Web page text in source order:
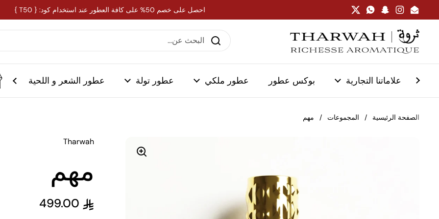
تخطي إلى المحتوى
Email
Instagram
Snapchat
WhatsApp
Twitter احصل على خصم 50% على كافة العطور عند استخدام كود: { T50 }
علاماتنا التجارية بوكس عطور عطور ملكي عطور تولة عطور الشعر و اللحية
الصفحة الرئيسية / المجموعات / مهم
Tharwah
مهم
السعر العادي